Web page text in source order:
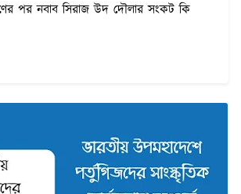
পর নবাব সিরাজ উদ দৌলার সংকট কি